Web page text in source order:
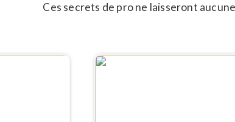
Ces secrets de pro ne laisseront